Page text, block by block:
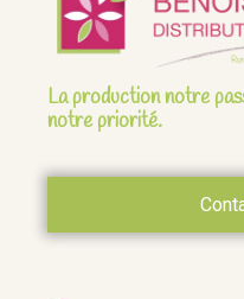
La production notre
notre priorité.